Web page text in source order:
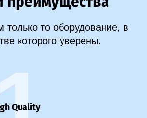
то оборудование, в
которого уверены.
Quality